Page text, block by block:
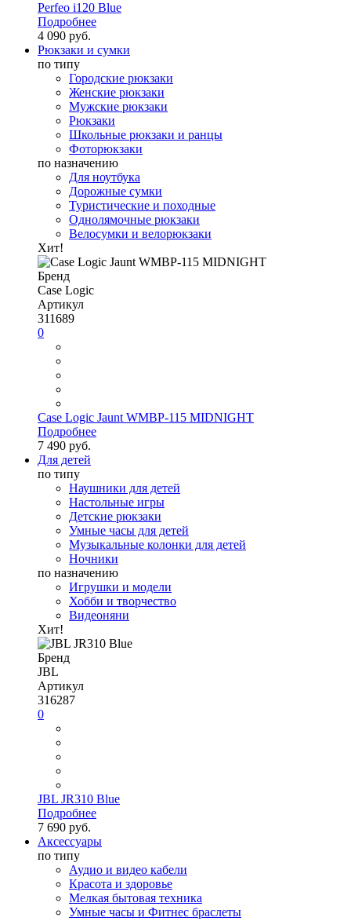
Perfeo i120 Blue
Подробнее
4 090 руб.
Рюкзаки и сумки
по типу
Городские рюкзаки
Женские рюкзаки
Мужские рюкзаки
Рюкзаки
Школьные рюкзаки и ранцы
Фоторюкзаки
по назначению
Для ноутбука
Дорожные сумки
Туристические и походные
Однолямочные рюкзаки
Велосумки и велорюкзаки
Хит!
Бренд
Case Logic
Артикул
311689
0
Case Logic Jaunt WMBP-115 MIDNIGHT
Подробнее
7 490 руб.
Для детей
по типу
Наушники для детей
Настольные игры
Детские рюкзаки
Умные часы для детей
Музыкальные колонки для детей
Ночники
по назначению
Игрушки и модели
Хобби и творчество
Видеоняни
Хит!
Бренд
JBL
Артикул
316287
0
JBL JR310 Blue
Подробнее
7 690 руб.
Аксессуары
по типу
Аудио и видео кабели
Красота и здоровье
Мелкая бытовая техника
Умные часы и Фитнес браслеты